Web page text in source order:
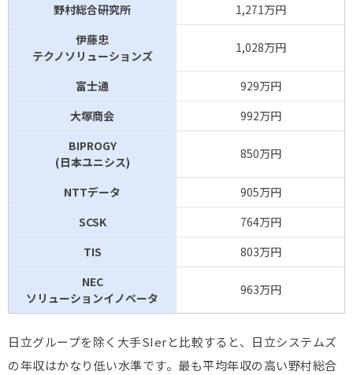
野村総合研究所
1,271万円
伊藤忠
テクノソリューションズ
1,028万円
富士通
929万円
大塚商会
992万円
BIPROGY
(日本ユニシス)
850万円
NTTデータ
905万円
SCSK
764万円
TIS
803万円
NEC
ソリューションイノベータ
963万円
日立グループを除く大手SIerと比較すると、日立システムズ
の年収はかなり低い水準です。最も平均年収の高い野村総合